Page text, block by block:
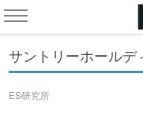
サントリーホールデ
ES研究所